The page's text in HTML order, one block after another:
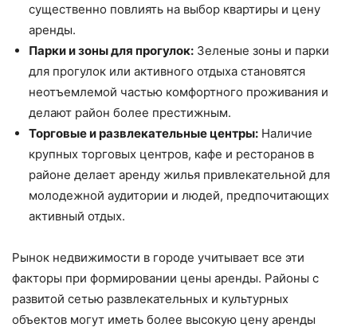
существенно повлиять на выбор квартиры и цену
аренды.
Парки и зоны для прогулок: Зеленые зоны и парки
для прогулок или активного отдыха становятся
неотъемлемой частью комфортного проживания и
делают район более престижным.
Торговые и развлекательные центры: Наличие
крупных торговых центров, кафе и ресторанов в
районе делает аренду жилья привлекательной для
молодежной аудитории и людей, предпочитающих
активный отдых.
Рынок недвижимости в городе учитывает все эти
факторы при формировании цены аренды. Районы с
развитой сетью развлекательных и культурных
объектов могут иметь более высокую цену аренды